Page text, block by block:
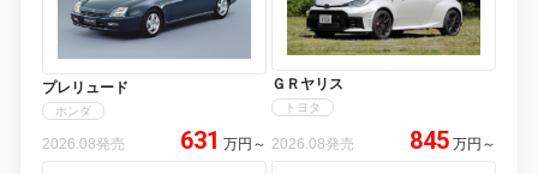
プレリュード
ホンダ
2026.08発売 631 万円 ～
ＧＲヤリス
トヨタ
2026.08発売 845 万円 ～